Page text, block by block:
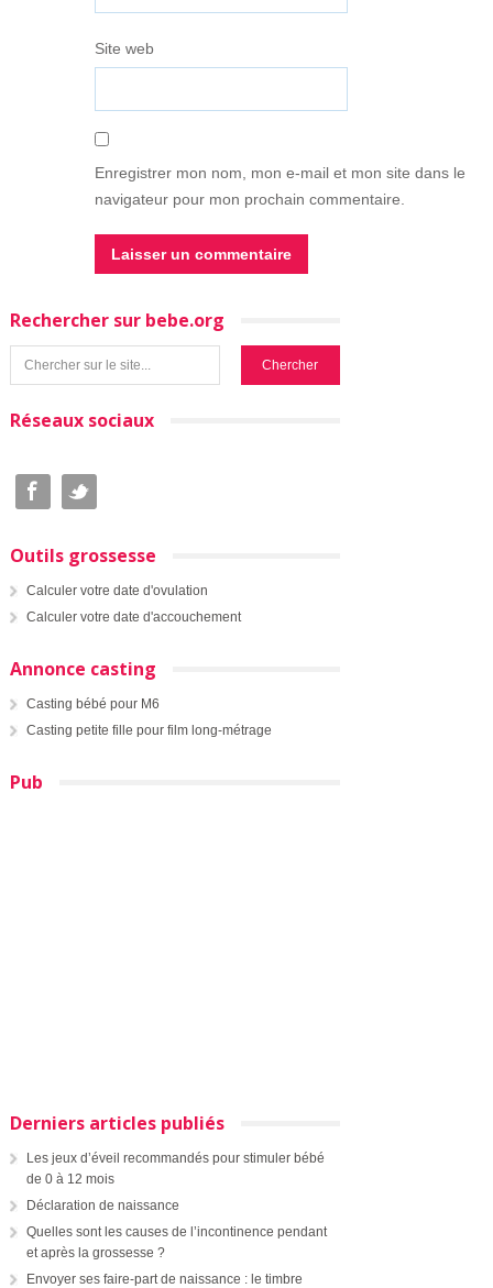
Site web
Enregistrer mon nom, mon e-mail et mon site dans le
navigateur pour mon prochain commentaire.
Rechercher sur bebe.org
Réseaux sociaux
Outils grossesse
Calculer votre date d'ovulation
Calculer votre date d'accouchement
Annonce casting
Casting bébé pour M6
Casting petite fille pour film long-métrage
Pub
Derniers articles publiés
Les jeux d’éveil recommandés pour stimuler bébé
de 0 à 12 mois
Déclaration de naissance
Quelles sont les causes de l’incontinence pendant
et après la grossesse ?
Envoyer ses faire-part de naissance : le timbre